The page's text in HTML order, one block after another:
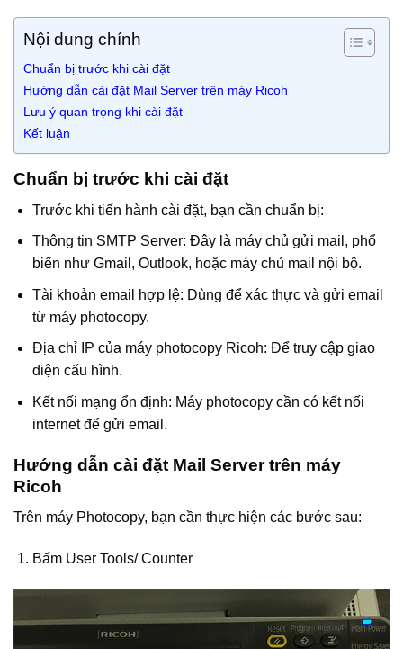
Nội dung chính
Chuẩn bị trước khi cài đặt
Hướng dẫn cài đặt Mail Server trên máy Ricoh
Lưu ý quan trọng khi cài đặt
Kết luận
Chuẩn bị trước khi cài đặt
Trước khi tiến hành cài đặt, bạn cần chuẩn bị:
Thông tin SMTP Server: Đây là máy chủ gửi mail, phổ
biến như Gmail, Outlook, hoặc máy chủ mail nội bộ.
Tài khoản email hợp lệ: Dùng để xác thực và gửi email
từ máy photocopy.
Địa chỉ IP của máy photocopy Ricoh: Để truy cập giao
diện cấu hình.
Kết nối mạng ổn định: Máy photocopy cần có kết nối
internet để gửi email.
Hướng dẫn cài đặt Mail Server trên máy
Ricoh
Trên máy Photocopy, bạn cần thực hiện các bước sau:
Bấm User Tools/ Counter